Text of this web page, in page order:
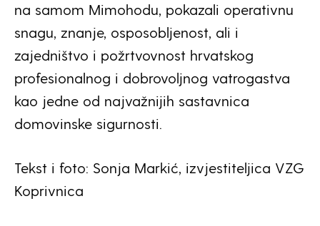
na samom Mimohodu, pokazali operativnu
snagu, znanje, osposobljenost, ali i
zajedništvo i požrtvovnost hrvatskog
profesionalnog i dobrovoljnog vatrogastva
kao jedne od najvažnijih sastavnica
domovinske sigurnosti.
Tekst i foto: Sonja Markić, izvjestiteljica VZG
Koprivnica